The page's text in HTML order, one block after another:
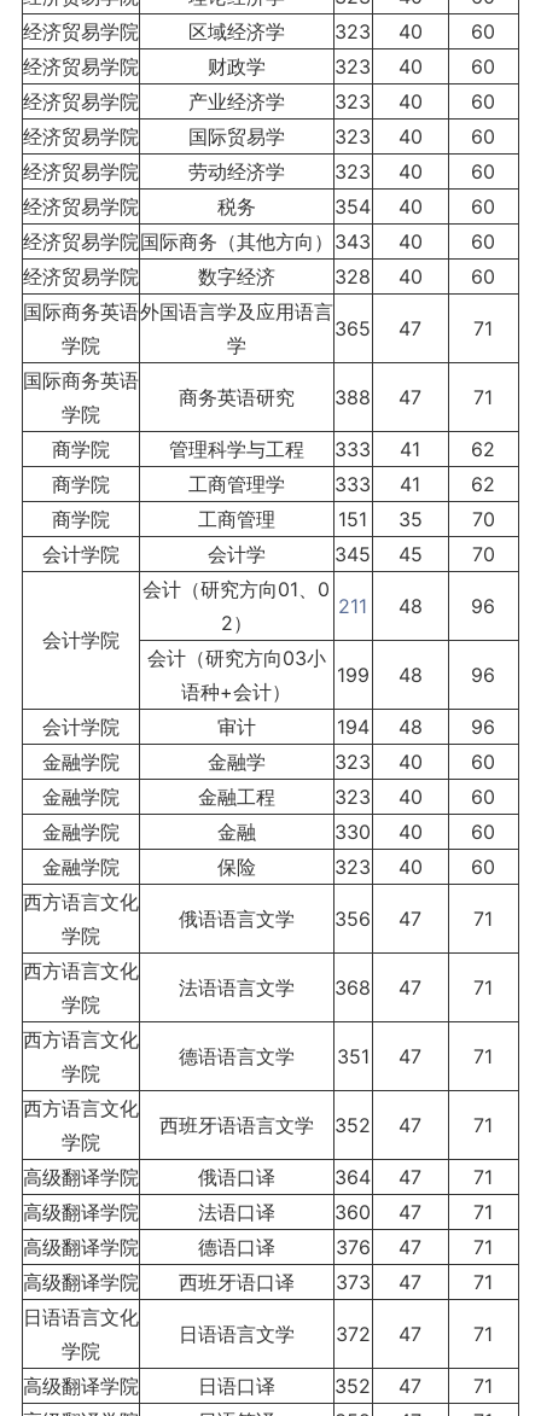
经济贸易学院
区域经济学 323 40
60
经济贸易学院
财政学 323 40
60
经济贸易学院
产业经济学 323 40
60
经济贸易学院
国际贸易学 323 40
60
经济贸易学院
劳动经济学 323 40
60
经济贸易学院
税务 354 40
60
经济贸易学院国际商务（其他方向） 343 40
60
经济贸易学院
数字经济 328 40
60
国际商务英语
学院
外国语言学及应用语言
学
365 47 71
国际商务英语
学院
商务英语研究 388 47 71
商学院 管理科学与工程 333 41
62
商学院
工商管理学 333 41
62
商学院
工商管理 151 35
70
会计学院
会计学 345 45 70
会计学院
会计（研究方向01、0
2）
211 48 96
会计（研究方向03小
语种+会计）
199 48 96
会计学院 审计 194 48
96
金融学院
金融学 323 40
60
金融学院
金融工程 323 40
60
金融学院
金融 330 40
60
金融学院
保险 323 40
60
西方语言文化
学院
俄语语言文学 356 47 71
西方语言文化
学院
法语语言文学 368 47 71
西方语言文化
学院
德语语言文学 351 47 71
西方语言文化
学院
西班牙语语言文学 352 47 71
高级翻译学院 俄语口译 364 47
71
高级翻译学院
法语口译 360 47
71
高级翻译学院
德语口译 376 47
71
高级翻译学院
西班牙语口译 373 47
71
日语语言文化
学院
日语语言文学 372 47 71
高级翻译学院 日语口译 352 47
71